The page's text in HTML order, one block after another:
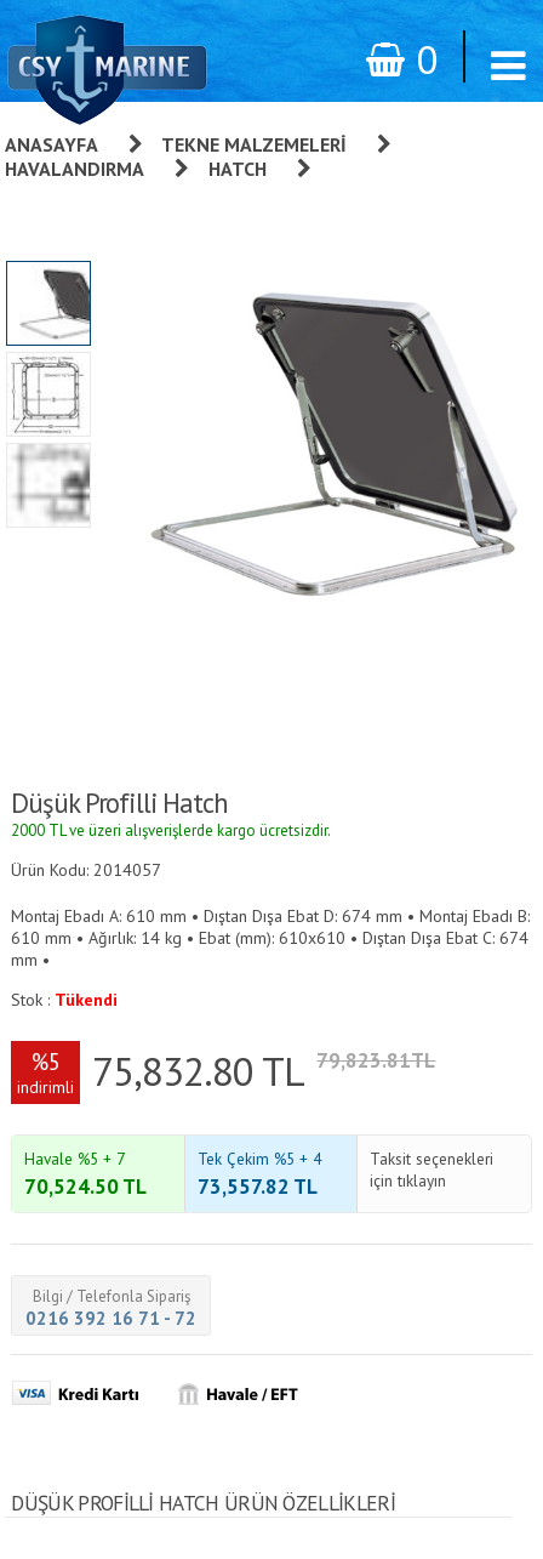
0
ANASAYFA TEKNE MALZEMELERI
HAVALANDIRMA
HATCH
Düşük Profilli Hatch
2000 TL ve üzeri alışverişlerde kargo ücretsizdir.
Ürün Kodu: 2014057
Montaj Ebadı A: 610 mm • Dıştan Dışa Ebat D: 674 mm • Montaj Ebadı B:
610 mm • Ağırlık: 14 kg • Ebat (mm): 610x610 • Dıştan Dışa Ebat C: 674
mm •
Stok : Tükendi
%5
indirimli 75,832.80 TL 79,823.81TL
Havale %5 + 7
70,524.50TL
Tek Çekim %5 + 4
73,557.82 TL
Taksit seçenekleri
için tıklayın
Bilgi / Telefonla Sipariş
0216 392 16 71 - 72
DÜŞÜK PROFILLI HATCH ÜRÜN ÖZELLİKLERİ